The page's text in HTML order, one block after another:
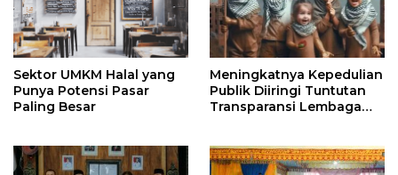
Sektor UMKM Halal yang
Punya Potensi Pasar
Paling Besar
Meningkatnya Kepedulian
Publik Diiringi Tuntutan
Transparansi Lembaga